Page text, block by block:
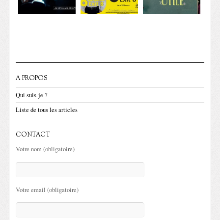
A PROPOS
Qui suis-je ?
Liste de tous les articles
CONTACT
Votre nom (obligatoire)
Votre email (obligatoire)